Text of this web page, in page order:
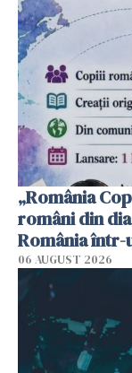
„România
români din
România într-
06 AUGUST 2026